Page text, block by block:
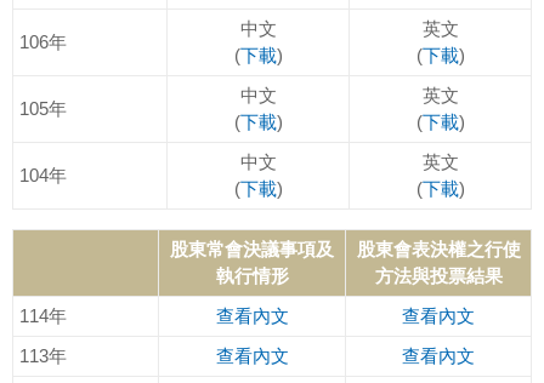
106年
中文
(下載)
英文
(下載)
105年
中文
(下載)
英文
(下載)
104年
中文
(下載)
英文
(下載)
股東常會決議事項及
執行情形
股東會表決權之行使
方法與投票結果
114年
查看內文
查看內文
113年
查看內文
查看內文